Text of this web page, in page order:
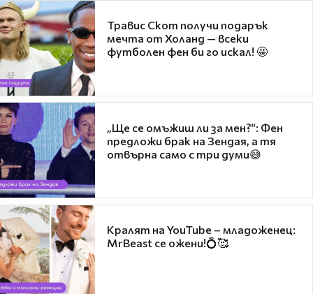
Травис Скот получи подарък
мечта от Холанд — всеки
футболен фен би го искал! 🤩
„Ще се омъжиш ли за мен?“: Фен
предложи брак на Зендая, а тя
отвърна само с три думи😅
Кралят на YouTube – младоженец:
MrBeast се ожени!💍🥰